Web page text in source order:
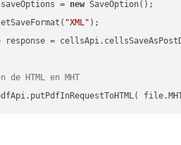
= new SaveOption();
"XML" );
response =
HTML en MHT